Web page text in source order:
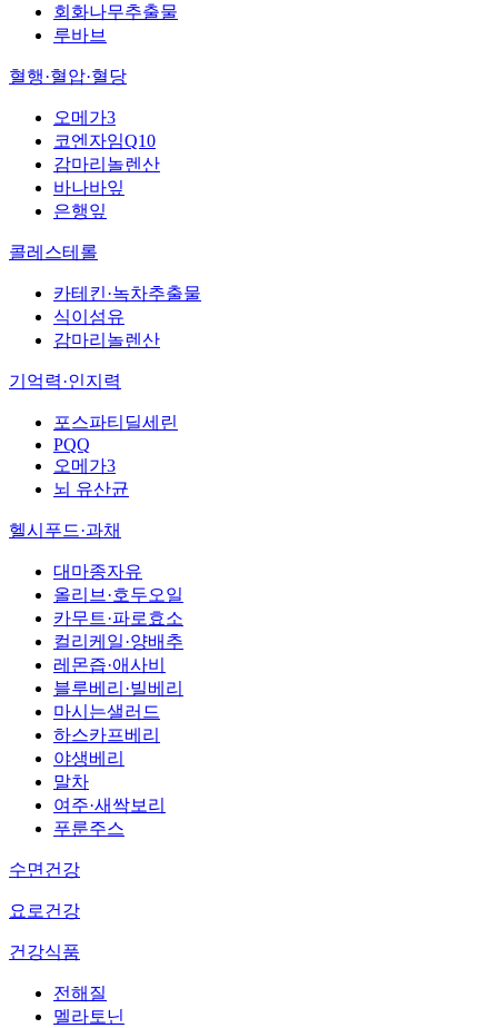
회화나무추출물
루바브
혈행·혈압·혈당
오메가3
코엔자임Q10
감마리놀렌산
바나바잎
은행잎
콜레스테롤
카테킨·녹차추출물
식이섬유
감마리놀렌산
기억력·인지력
포스파티딜세린
PQQ
오메가3
뇌 유산균
헬시푸드·과채
대마종자유
올리브·호두오일
카무트·파로효소
컬리케일·양배추
레몬즙·애사비
블루베리·빌베리
마시는샐러드
하스카프베리
야생베리
말차
여주·새싹보리
푸룬주스
수면건강
요로건강
건강식품
전해질
멜라토닌